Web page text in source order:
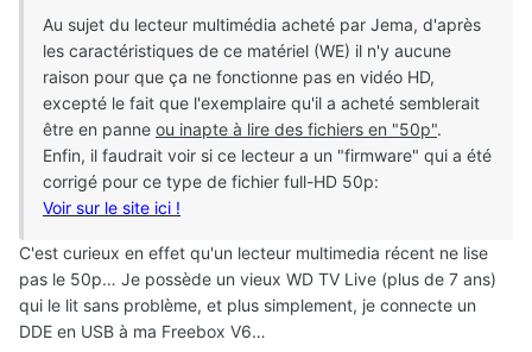
Au sujet du lecteur multimédia acheté par Jema, d'après
les caractéristiques de ce matériel (WE) il n'y aucune
raison pour que ça ne fonctionne pas en vidéo HD,
excepté le fait que l'exemplaire qu'il a acheté semblerait
être en panne ou inapte à lire des fichiers en "50p".
Enfin, il faudrait voir si ce lecteur a un "firmware" qui a été
corrigé pour ce type de fichier full-HD 50p:
Voir sur le site ici !
C'est curieux en effet qu'un lecteur multimedia récent ne lise
pas le 50p… Je possède un vieux WD TV Live (plus de 7 ans)
qui le lit sans problème, et plus simplement, je connecte un
DDE en USB à ma Freebox V6…